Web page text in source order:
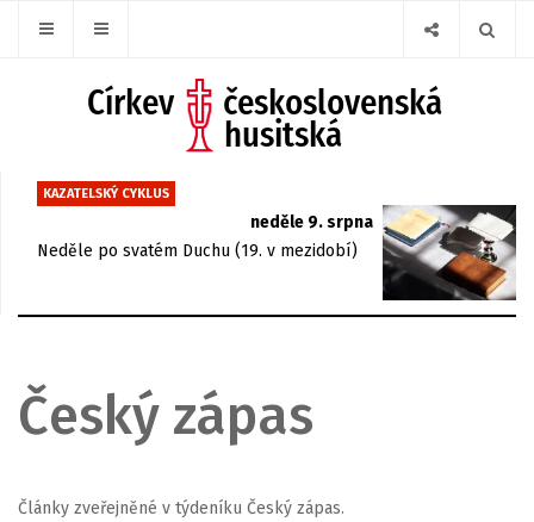
KAZATELSKÝ CYKLUS
neděle 9. srpna
Neděle po svatém Duchu (19. v mezidobí)
Český zápas
Články zveřejněné v týdeníku Český zápas.